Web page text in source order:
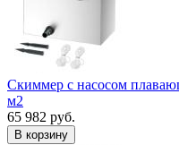
Скиммер с насосом
м2
65 982 руб.
В корзину